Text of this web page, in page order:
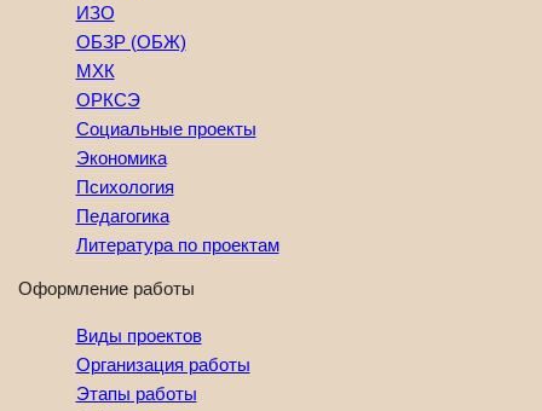
ИЗО
ОБЗР (ОБЖ)
МХК
ОРКСЭ
Социальные проекты
Экономика
Психология
Педагогика
Литература по проектам
Оформление работы
Виды проектов
Организация работы
Этапы работы